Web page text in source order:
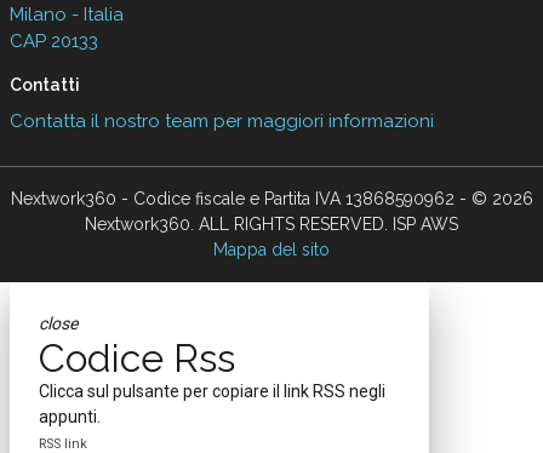
Milano - Italia
CAP 20133
Contatti
Contatta il nostro team per maggiori informazioni
Nextwork360 - Codice fiscale e Partita IVA 13868590962 - © 2026
Nextwork360. ALL RIGHTS RESERVED. ISP AWS
Mappa del sito
close
Codice Rss
Clicca sul pulsante per copiare il link RSS negli
appunti.
RSS link